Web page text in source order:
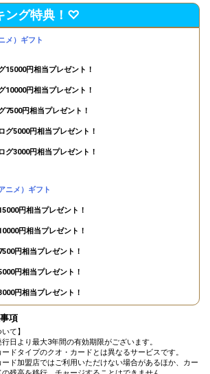
150万pt達成！ランキング4〜
5位特典獲得条件達成！
自分が一番嬉しかったホワイ
リスナーさんとの思い出をノ
3位特典獲得条件達成！この
Stars
also charge
gifts
When you
to the
your
you can
Comments
other users.
ング特典！♡
メ）ギフト
15000円相当プレゼント！
10000円相当プレゼント！
7500円相当プレゼント！
グ5000円相当プレゼント！
グ3000円相当プレゼント！
ニメ）ギフト
円相当プレゼント！
円相当プレゼント！
円相当プレゼント！
円相当プレゼント！
円相当プレゼント！
項
て】
日より最大3年間の有効期限がございます。
ドタイプのクオ・カードとは異なるサービスです。
ド加盟店ではご利用いただけない場合があるほか、カー